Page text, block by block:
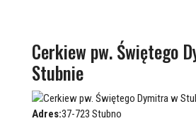
Cerkiew pw. Świętego
Stubnie
Adres:37-723 Stubno